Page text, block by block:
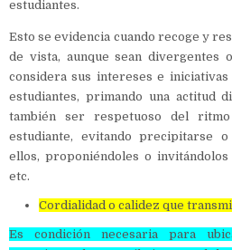
estudiantes.
Esto se evidencia cuando recoge y
de vista, aunque sean divergentes
considera sus intereses e
estudiantes, primando una actitud
también ser respetuoso del
estudiante, evitando precipitarse
ellos, proponiéndoles o
etc.
Cordialidad o calidez que
Es condición necesaria para